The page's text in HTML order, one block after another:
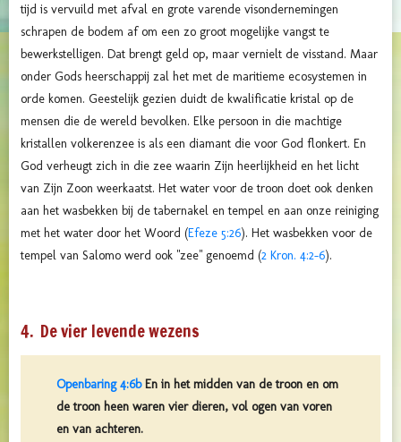
tijd is vervuild met afval en grote varende visondernemingen
schrapen de bodem af om een zo groot mogelijke vangst te
bewerkstelligen. Dat brengt geld op, maar vernielt de visstand. Maar
onder Gods heerschappij zal het met de maritieme ecosystemen in
orde komen. Geestelijk gezien duidt de kwalificatie kristal op de
mensen die de wereld bevolken. Elke persoon in die machtige
kristallen volkerenzee is als een diamant die voor God flonkert. En
God verheugt zich in die zee waarin Zijn heerlijkheid en het licht
van Zijn Zoon weerkaatst. Het water voor de troon doet ook denken
aan het wasbekken bij de tabernakel en tempel en aan onze reiniging
met het water door het Woord (Efeze 5:26). Het wasbekken voor de
tempel van Salomo werd ook "zee" genoemd (2 Kron. 4:2-6).
4. De vier levende wezens
Openbaring 4:6bEn in het midden van de troon en om
de troon heen waren vier dieren, vol ogen van voren
en van achteren.